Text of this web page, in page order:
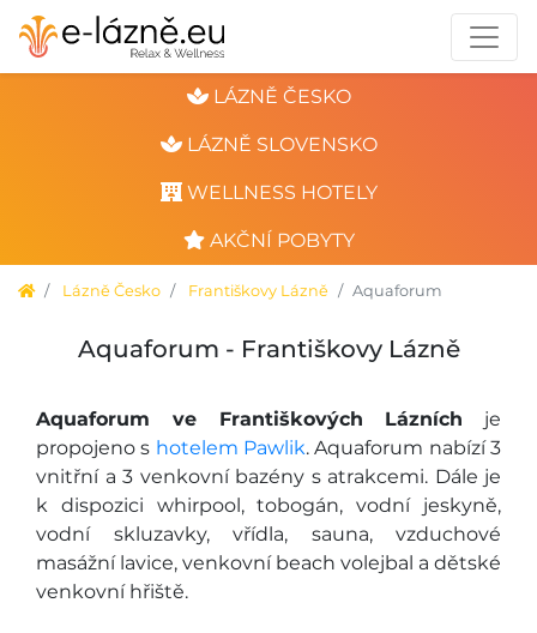
LÁZNĚ ČESKO
LÁZNĚ SLOVENSKO
WELLNESS HOTELY
AKČNÍ POBYTY
Lázně Česko Františkovy Lázně Aquaforum
Aquaforum - Františkovy Lázně
Aquaforum ve Františkových Lázních je
propojeno s hotelem Pawlik. Aquaforum nabízí 3
vnitřní a 3 venkovní bazény s atrakcemi. Dále je
k dispozici whirpool, tobogán, vodní jeskyně,
vodní skluzavky, vřídla, sauna, vzduchové
masážní lavice, venkovní beach volejbal a dětské
venkovní hřiště.